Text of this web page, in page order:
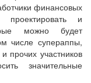
финансовых
проектировать и
можно будет
числе супераппы,
прочих участников
значительные